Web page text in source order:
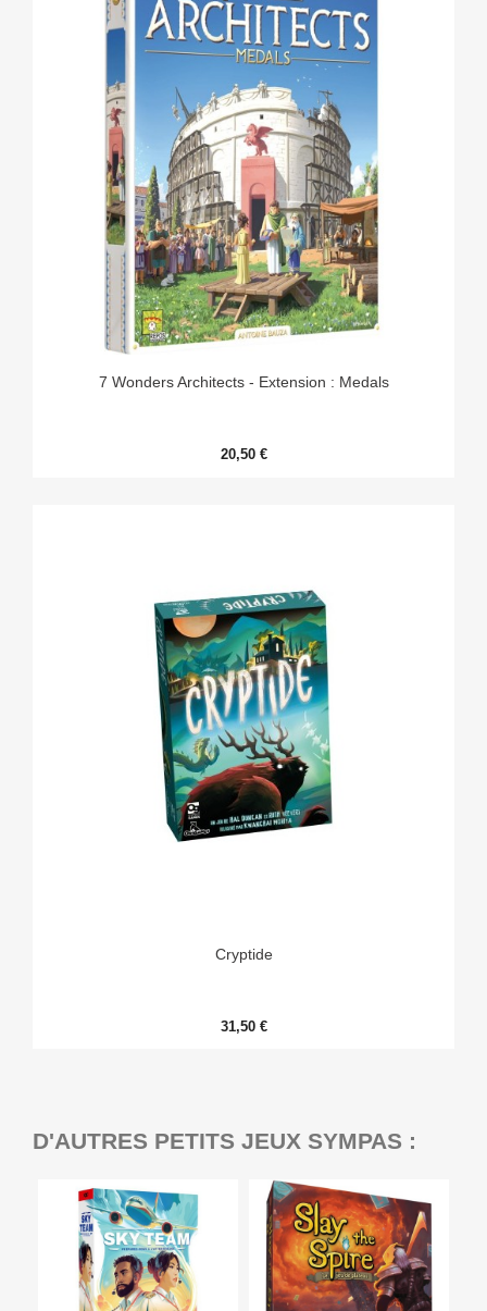
7 Wonders Architects - Extension : Medals
20,50 €
Cryptide
31,50 €
D'AUTRES PETITS JEUX SYMPAS :